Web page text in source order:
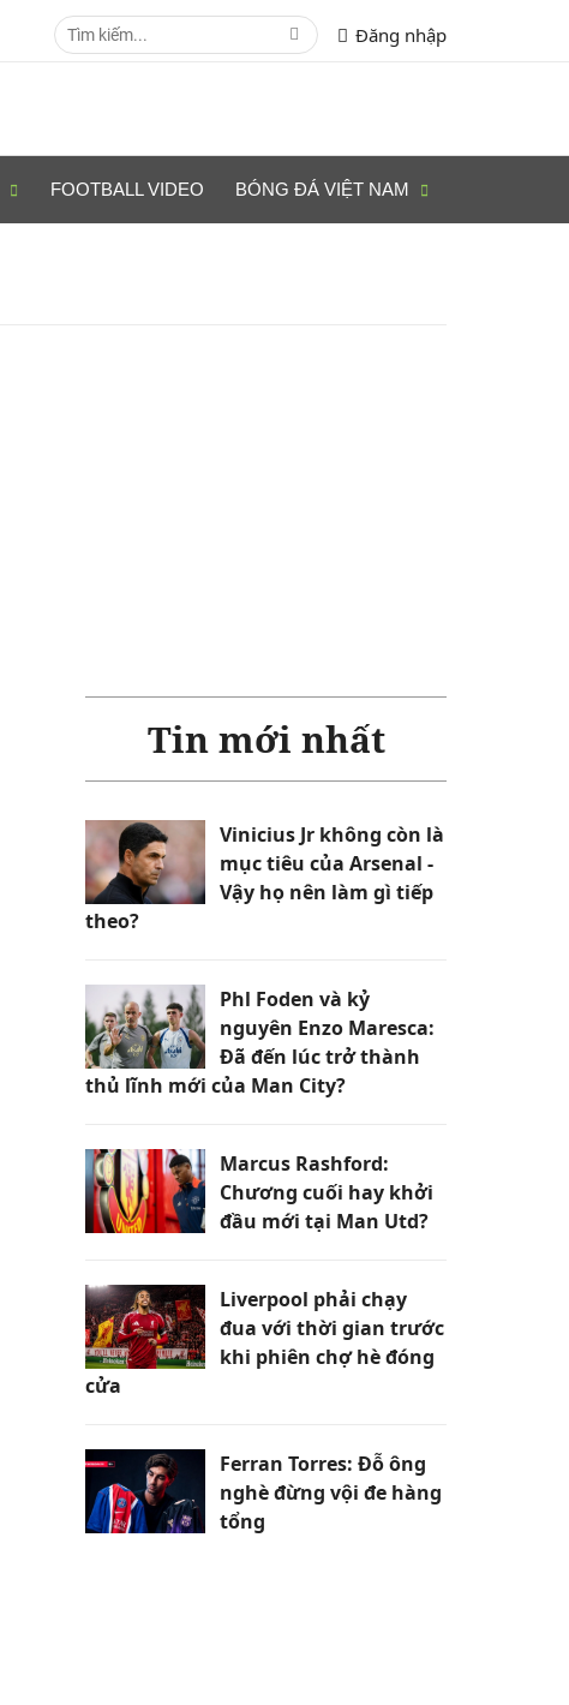
Đăng nhập
FOOTBALL VIDEO BÓNG ĐÁ VIỆT NAM
Tin mới nhất
Vinicius Jr không còn là
mục tiêu của Arsenal -
Vậy họ nên làm gì tiếp
theo?
Phl Foden và kỷ
nguyên Enzo Maresca:
Đã đến lúc trở thành
thủ lĩnh mới của Man City?
Marcus Rashford:
Chương cuối hay khởi
đầu mới tại Man Utd?
Liverpool phải chạy
đua với thời gian trước
khi phiên chợ hè đóng
cửa
Ferran Torres: Đỗ ông
nghè đừng vội đe hàng
tổng